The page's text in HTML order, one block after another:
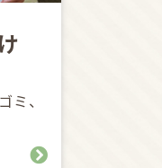
ミ、